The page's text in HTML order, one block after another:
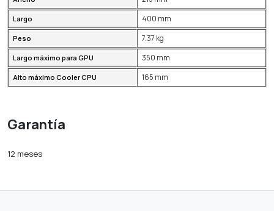
Largo 400 mm
Peso 7.37 kg
Largo máximo para GPU 350 mm
Alto máximo Cooler CPU 165 mm
Garantía
12 meses